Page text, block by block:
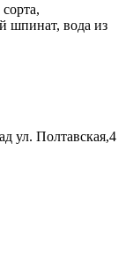
шпинат, вода из
ул. Полтавская,4